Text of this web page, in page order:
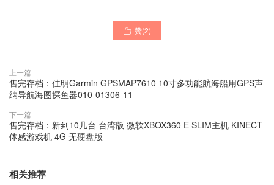
 赞(2)
上一篇
售完存档：佳明Garmin GPSMAP7610 10寸多功能航海船用GPS声
纳导航海图探鱼器010-01306-11
下一篇
售完存档：新到10几台 台湾版 微软XBOX360 E SLIM主机 KINECT
体感游戏机 4G 无硬盘版
相关推荐